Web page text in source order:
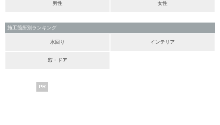
男性 女性
施工箇所別ランキング
水回り インテリア
窓・ドア
PR